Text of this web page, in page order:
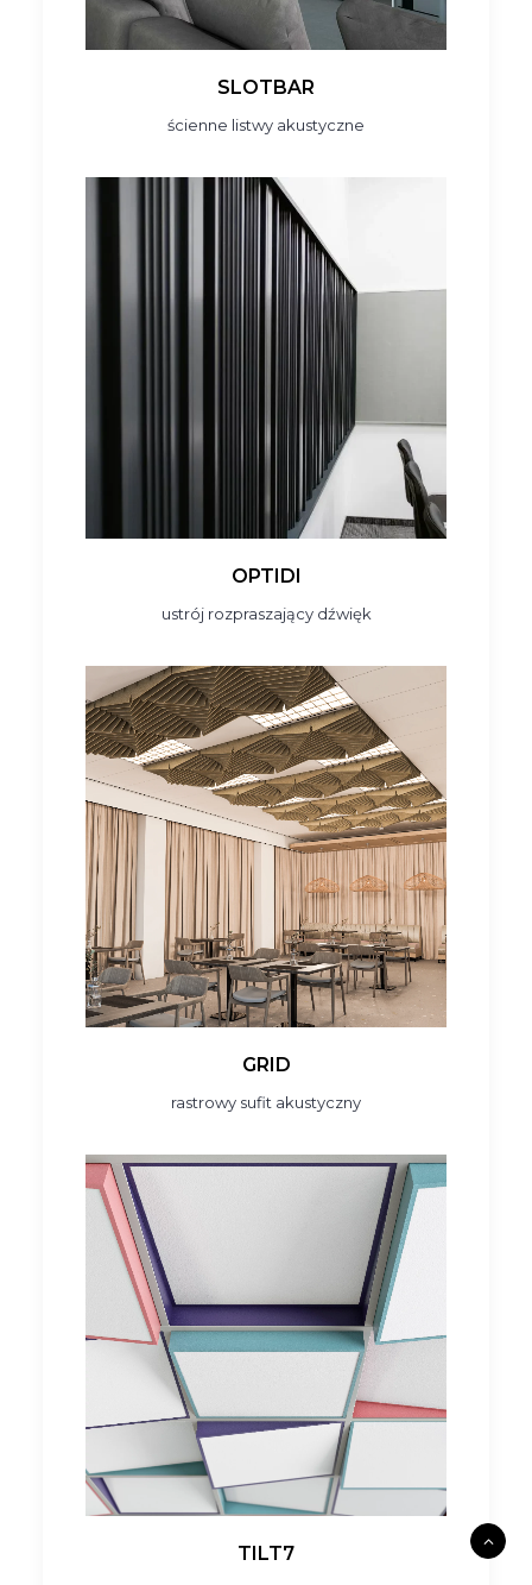
SLOTBAR
ścienne listwy akustyczne
OPTIDI
ustrój rozpraszający dźwięk
GRID
rastrowy sufit akustyczny
TILT7